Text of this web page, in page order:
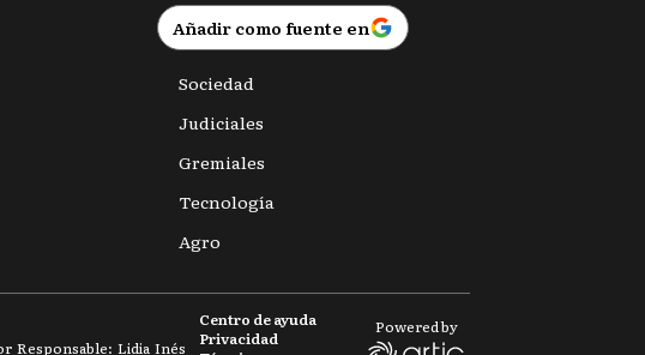
Añadir como fuente en
Sociedad
Judiciales
Gremiales
Tecnología
Agro
Responsable: Lidia Inés Privacidad
Centro de ayuda Powered by